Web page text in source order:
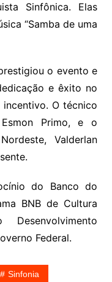
Sinfônica. Elas
“Samba de uma
o evento e
e êxito no
O técnico
Primo, e o
Valderlan
do Banco do
BNB de Cultura
Federal.
Sinfonia